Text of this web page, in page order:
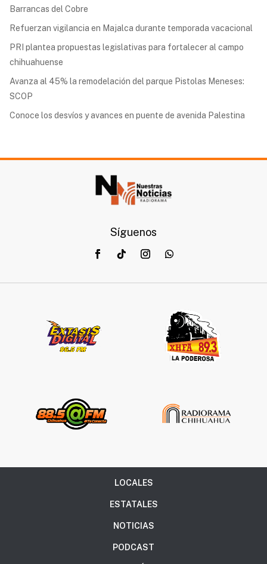
Barrancas del Cobre
Refuerzan vigilancia en Majalca durante temporada vacacional
PRI plantea propuestas legislativas para fortalecer al campo
chihuahuense
Avanza al 45% la remodelación del parque Pistolas Meneses:
SCOP
Conoce los desvíos y avances en puente de avenida Palestina
Síguenos
LOCALES
ESTATALES
NOTICIAS
PODCAST